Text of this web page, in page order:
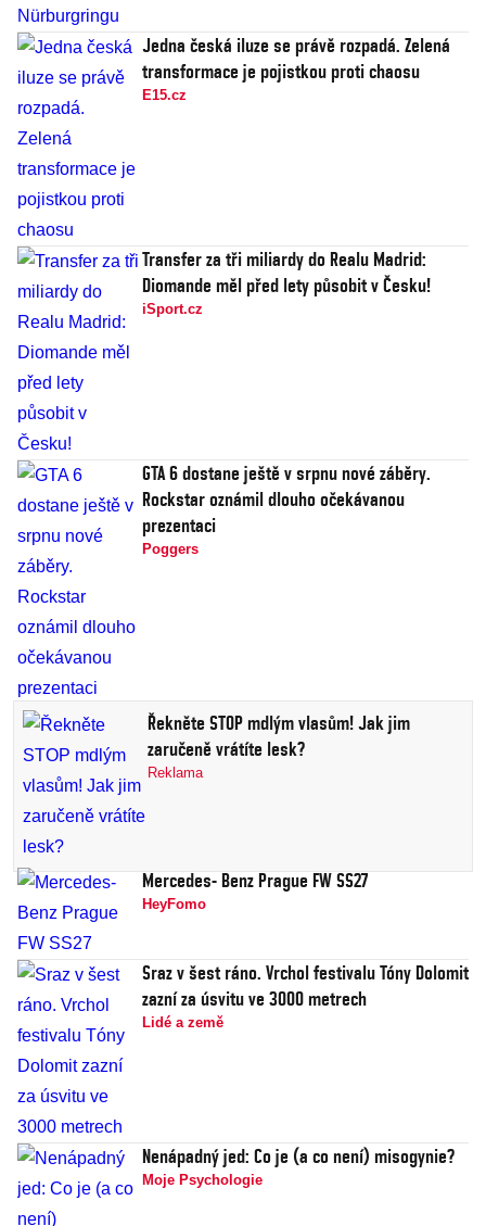
Jedna česká iluze se právě rozpadá. Zelená
transformace je pojistkou proti chaosu
E15.cz
Transfer za tři miliardy do Realu Madrid:
Diomande měl před lety působit v Česku!
iSport.cz
GTA 6 dostane ještě v srpnu nové záběry.
Rockstar oznámil dlouho očekávanou
prezentaci
Poggers
Řekněte STOP mdlým vlasům! Jak jim
zaručeně vrátíte lesk?
Reklama
Mercedes- Benz Prague FW SS27
HeyFomo
Sraz v šest ráno. Vrchol festivalu Tóny Dolomit
zazní za úsvitu ve 3000 metrech
Lidé a země
Nenápadný jed: Co je (a co není) misogynie?
Moje Psychologie